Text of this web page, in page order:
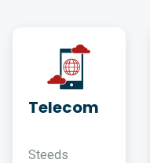
Telecom
Steeds